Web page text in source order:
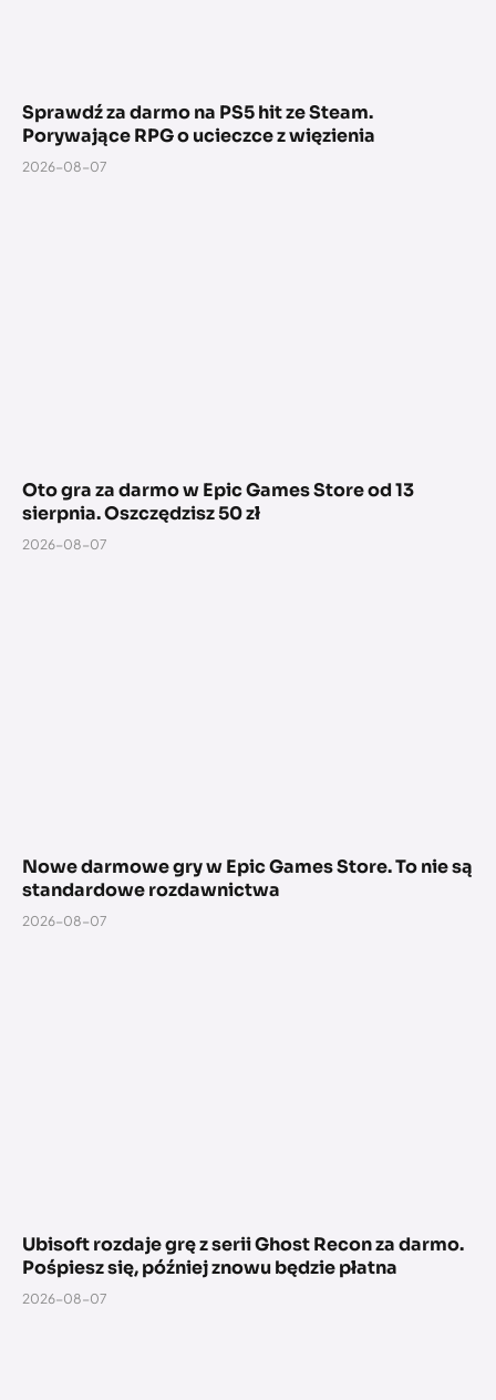
Sprawdź za darmo na PS5 hit ze Steam.
Porywające RPG o ucieczce z więzienia
2026-08-07
Oto gra za darmo w Epic Games Store od 13
sierpnia. Oszczędzisz 50 zł
2026-08-07
Nowe darmowe gry w Epic Games Store. To nie są
standardowe rozdawnictwa
2026-08-07
Ubisoft rozdaje grę z serii Ghost Recon za darmo.
Pośpiesz się, później znowu będzie płatna
2026-08-07